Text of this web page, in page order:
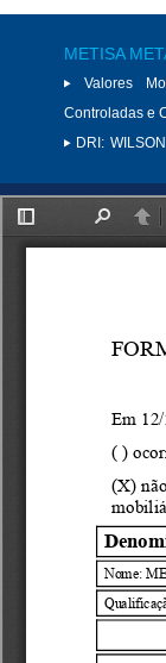
METISA
Valores
Controladas e
DRI: